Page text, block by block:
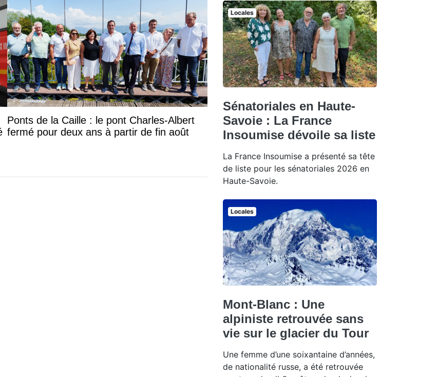
Ponts de la Caille : le pont Charles-Albert
fermé pour deux ans à partir de fin août
Locales
Sénatoriales en Haute-
Savoie : La France
Insoumise dévoile sa liste
La France Insoumise a présenté sa tête
de liste pour les sénatoriales 2026 en
Haute-Savoie.
Locales
Mont-Blanc : Une
alpiniste retrouvée sans
vie sur le glacier du Tour
Une femme d’une soixantaine d’années,
de nationalité russe, a été retrouvée